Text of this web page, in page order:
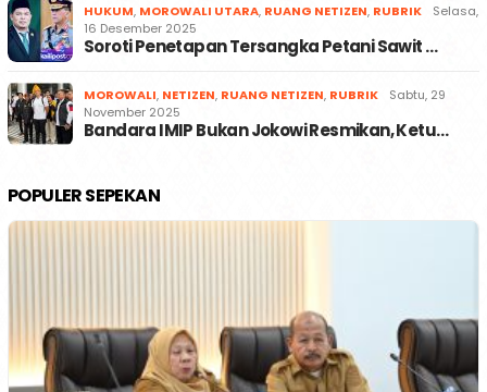
HUKUM, MOROWALI UTARA, RUANG NETIZEN, RUBRIK
Selasa,
16 Desember 2025
Soroti Penetapan Tersangka Petani Sawit …
MOROWALI, NETIZEN, RUANG NETIZEN, RUBRIK
Sabtu, 29
November 2025
Bandara IMIP Bukan Jokowi Resmikan, Ketu…
POPULER SEPEKAN